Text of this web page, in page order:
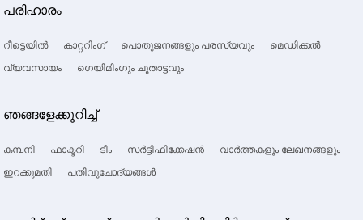
പരിഹാരം
റീട്ടെയിൽ കാറ്ററിംഗ് പൊതുജനങ്ങളും പരസ്യവും
മെഡിക്കൽ
വ്യവസായം
ഗെയിമിംഗും ചൂതാട്ടവും
ഞങ്ങളേക്കുറിച്ച്
കമ്പനി ഫാക്ടറി ടീം സർട്ടിഫിക്കേഷൻ
വാർത്തകളും ലേഖനങ്ങളും
ഇറക്കുമതി
പതിവുചോദ്യങ്ങൾ